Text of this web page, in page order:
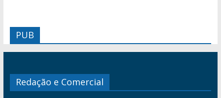
PUB
Redação e Comercial